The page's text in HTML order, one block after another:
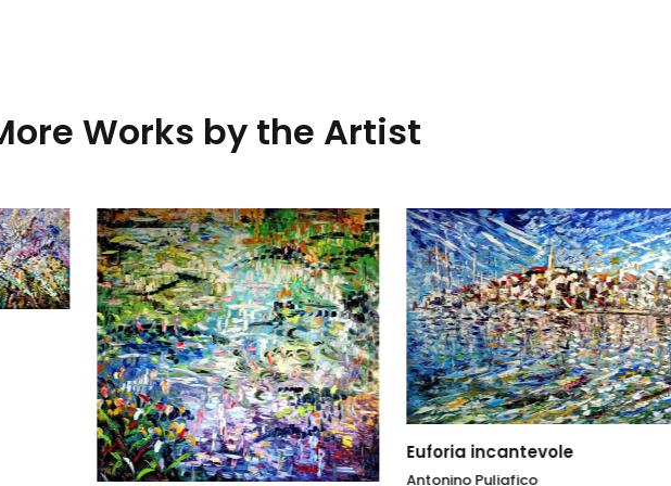
Works by the Artist
Euforia incantevole
Antonino Puliafico Luce e uliveto